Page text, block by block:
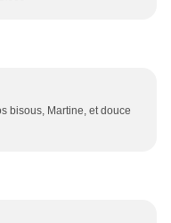
bisous, Martine, et douce